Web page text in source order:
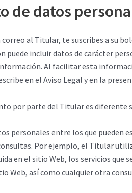
de datos
al Titular, te suscribes a su
incluir datos de carácter
Al facilitar esta
en el Aviso Legal y en la
por parte del Titular es diferente
personales entre los que pueden
Por ejemplo, el Titular
en el sitio Web, los servicios
así como cualquier otra